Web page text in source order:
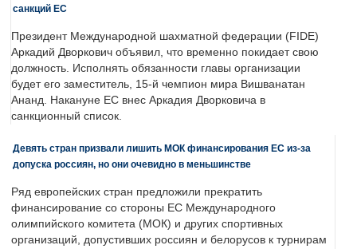
санкций ЕС
Президент Международной шахматной федерации (FIDE)
Аркадий Дворкович объявил, что временно покидает свою
должность. Исполнять обязанности главы организации
будет его заместитель, 15-й чемпион мира Вишванатан
Ананд. Накануне ЕС внес Аркадия Дворковича в
санкционный список.
Девять стран призвали лишить МОК финансирования ЕС из-за
допуска россиян, но они очевидно в меньшинстве
Ряд европейских стран предложили прекратить
финансирование со стороны ЕС Международного
олимпийского комитета (МОК) и других спортивных
организаций, допустивших россиян и белорусов к турнирам